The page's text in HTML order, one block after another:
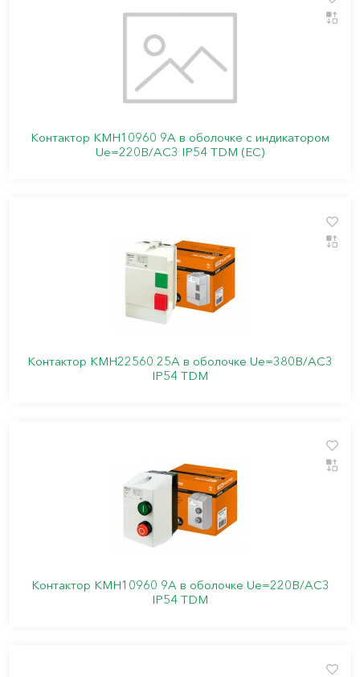
Контактор КМН10960 9А в оболочке с индикатором
Ue=220В/АС3 IP54 TDM (ЕС)
Контактор КМН22560 25А в оболочке Ue=380В/АС3
IP54 TDM
Контактор КМН10960 9А в оболочке Ue=220В/АС3
IP54 TDM